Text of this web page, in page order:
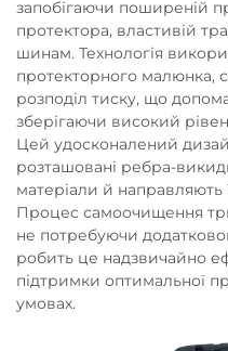
запобігаючи поширеній
протектора, властивій
шинам. Технологія
протекторного малюнка,
розподіл тиску, що
зберігаючи високий
Цей удосконалений
розташовані ребра-
матеріали й направляють
Процес самоочищення
не потребуючи
робить це надзвичайно
підтримки оптимальної
умовах.